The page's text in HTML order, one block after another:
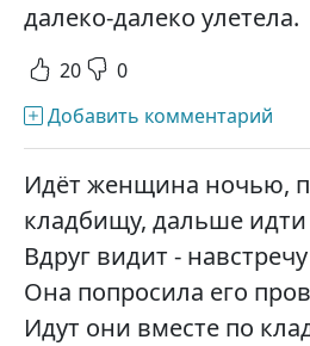
далеко-далеко улетела.
20 0
Добавить комментарий
Идёт женщина ночью,
кладбищу, дальше идти
Вдруг видит -
Она попросила его
Идут они вместе по